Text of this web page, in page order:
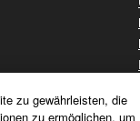
zu gewährleisten, die
zu ermöglichen, um